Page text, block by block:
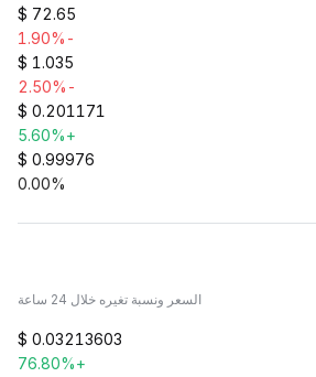
$ 72.65
-1.90%
$ 1.035
-2.50%
$ 0.201171
+5.60%
$ 0.99976
0.00%
السعر ونسبة تغيره خلال 24 ساعة
$ 0.03213603
+76.80%